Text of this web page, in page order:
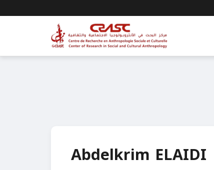
Abdelkrim ELAIDI